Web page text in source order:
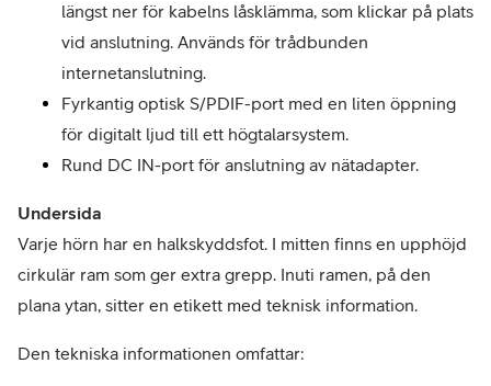
längst ner för kabelns låsklämma, som klickar på plats
vid anslutning. Används för trådbunden
internetanslutning.
Fyrkantig optisk S/PDIF-port med en liten öppning
för digitalt ljud till ett högtalarsystem.
Rund DC IN-port för anslutning av nätadapter.
Undersida
Varje hörn har en halkskyddsfot. I mitten finns en upphöjd
cirkulär ram som ger extra grepp. Inuti ramen, på den
plana ytan, sitter en etikett med teknisk information.
Den tekniska informationen omfattar: